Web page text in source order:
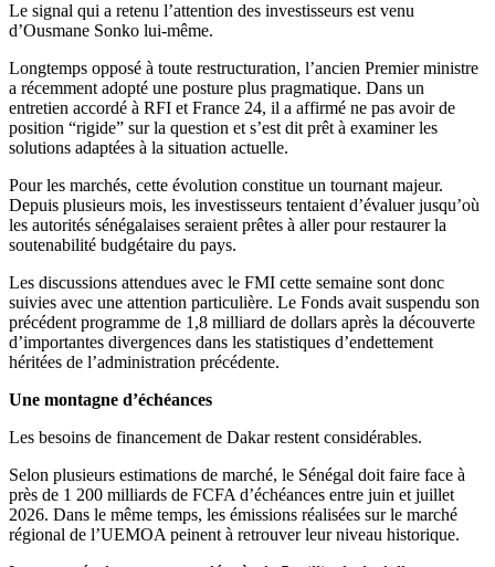
Le signal qui a retenu l’attention des investisseurs est venu
d’Ousmane Sonko lui-même.
Longtemps opposé à toute restructuration, l’ancien Premier ministre
a récemment adopté une posture plus pragmatique. Dans un
entretien accordé à RFI et France 24, il a affirmé ne pas avoir de
position “rigide” sur la question et s’est dit prêt à examiner les
solutions adaptées à la situation actuelle.
Pour les marchés, cette évolution constitue un tournant majeur.
Depuis plusieurs mois, les investisseurs tentaient d’évaluer jusqu’où
les autorités sénégalaises seraient prêtes à aller pour restaurer la
soutenabilité budgétaire du pays.
Les discussions attendues avec le FMI cette semaine sont donc
suivies avec une attention particulière. Le Fonds avait suspendu son
précédent programme de 1,8 milliard de dollars après la découverte
d’importantes divergences dans les statistiques d’endettement
héritées de l’administration précédente.
Une montagne d’échéances
Les besoins de financement de Dakar restent considérables.
Selon plusieurs estimations de marché, le Sénégal doit faire face à
près de 1 200 milliards de FCFA d’échéances entre juin et juillet
2026. Dans le même temps, les émissions réalisées sur le marché
régional de l’UEMOA peinent à retrouver leur niveau historique.